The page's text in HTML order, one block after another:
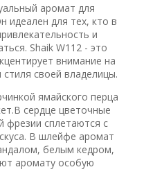
аромат для
идеален для тех, кто в
и
Shaik W112 - это
внимание на
своей владелицы.
ямайского перца
сердце цветочные
фрезии сплетаются с
В шлейфе аромат
белым кедром,
аромату особую